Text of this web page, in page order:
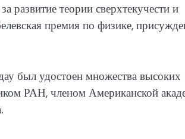
теории сверхтекучести и
премия по физике,
был удостоен множества высоких
РАН, членом Американской